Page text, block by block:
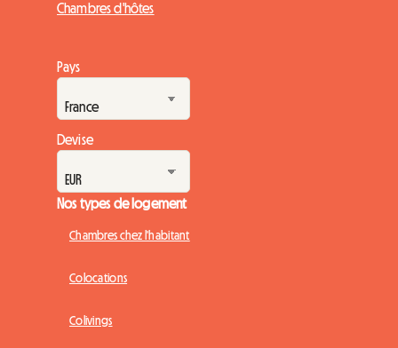
Chambres d'hôtes
Pays
Devise
Nos types de logement
Chambres chez l'habitant
Colocations
Colivings